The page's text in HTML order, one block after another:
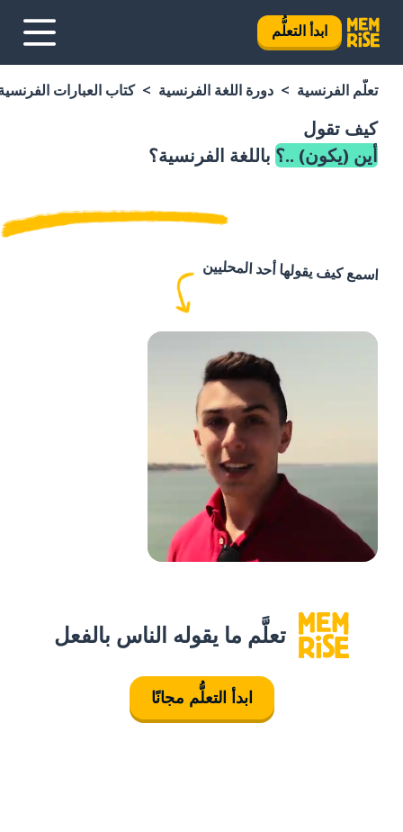
ابدأ التعلُّم
تعلَّم الفرنسية دورة اللغة الفرنسية كتاب العبارات
كيف تقول
أين (يكون) ..؟ باللغة الفرنسية؟
اسمع كيف يقولها أحد المحليين
تعلَّم ما يقوله الناس بالفعل
ابدأ التعلُّم مجانًا